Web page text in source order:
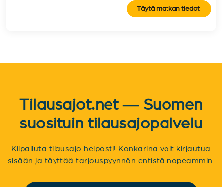
Täytä matkan tiedot
Tilausajot.net — Suomen
suosituin tilausajopalvelu
Kilpailuta tilausajo helposti! Konkarina voit kirjautua
sisään ja täyttää tarjouspyynnön entistä nopeammin.